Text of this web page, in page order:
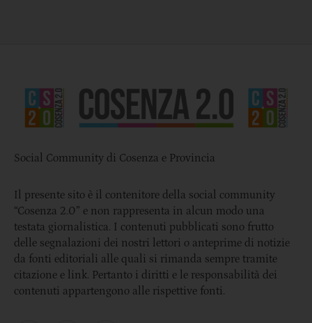
Social Community di Cosenza e Provincia
Il presente sito è il contenitore della social community
“Cosenza 2.0” e non rappresenta in alcun modo una
testata giornalistica. I contenuti pubblicati sono frutto
delle segnalazioni dei nostri lettori o anteprime di notizie
da fonti editoriali alle quali si rimanda sempre tramite
citazione e link. Pertanto i diritti e le responsabilità dei
contenuti appartengono alle rispettive fonti.